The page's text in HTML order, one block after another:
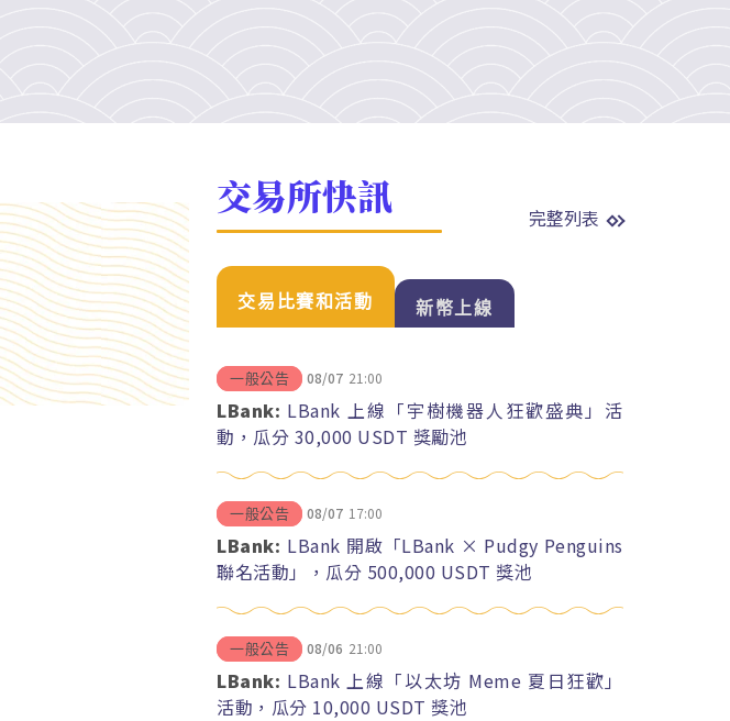
交易所快訊 完整列表
交易比賽和活動 新幣上線
一般公告 08/07 21:00
LBank: LBank 上線「宇樹機器人狂歡盛典」活
動，瓜分 30,000 USDT 獎勵池
一般公告 08/07 17:00
LBank: LBank 開啟「LBank × Pudgy Penguins
聯名活動」，瓜分 500,000 USDT 獎池
一般公告 08/06 21:00
LBank: LBank 上線「以太坊 Meme 夏日狂歡」
活動，瓜分 10,000 USDT 獎池